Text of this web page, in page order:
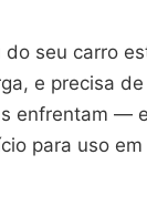
seu carro
e precisa
enfrentam —
para uso